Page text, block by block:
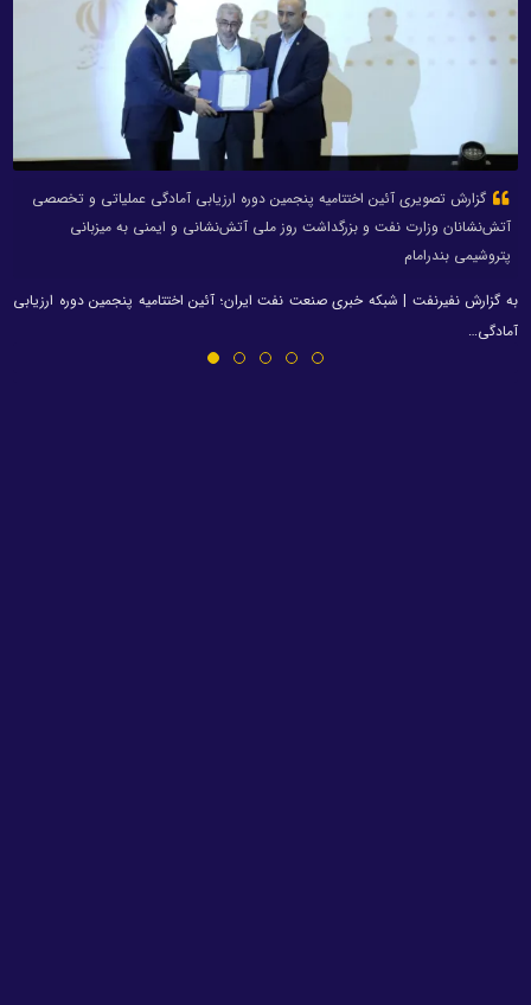
گزارش تصویری آئین اختتامیه پنجمین دوره ارزیابی آمادگی عملیاتی و تخصصی
آتش‌نشانان وزارت نفت و بزرگداشت روز ملی آتش‌نشانی و ایمنی به میزبانی
پتروشیمی بندرامام
به گزارش نفیرنفت | شبکه خبری صنعت نفت ایران؛ آئین اختتامیه پنجمین دوره ارزیابی
آمادگی…